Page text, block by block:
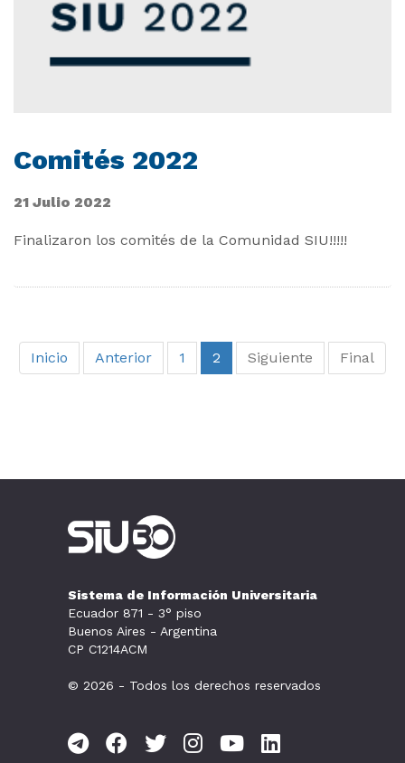
Comités 2022
21 Julio 2022
Finalizaron los comités de la Comunidad SIU!!!!!
1 2
Sistema de Información Universitaria
Ecuador 871 - 3° piso
Buenos Aires - Argentina
CP C1214ACM
© 2026 - Todos los derechos reservados